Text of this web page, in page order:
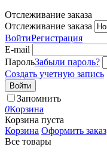
Отслеживание заказа
Отслеживание заказа
ВойтиРегистрация
E-mail
ПарольЗабыли пароль?
Создать учетную запись
Войти
Запомнить
0Корзина
Корзина пуста
Корзина Оформить заказ
Все товары